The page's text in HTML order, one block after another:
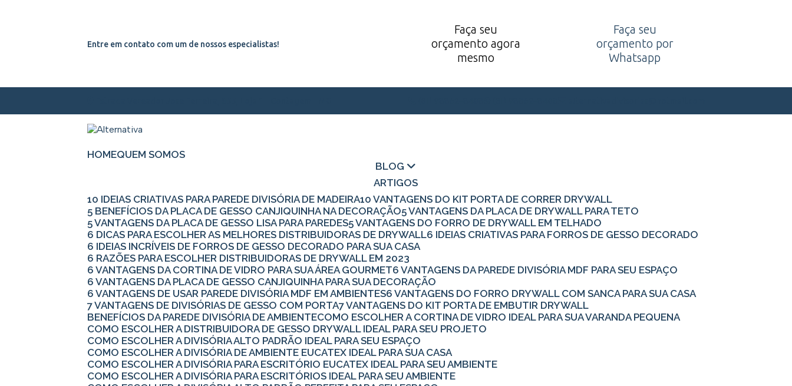
Entre em contato com um de nossos especialistas!
Faça seu
orçamento agora
mesmo
Faça seu
orçamento por
Whatsapp
HOME
QUEM SOMOS
BLOG
ARTIGOS
10 IDEIAS CRIATIVAS PARA PAREDE DIVISÓRIA DE MADEIRA 10 VANTAGENS DO KIT PORTA DE CORRER DRYWALL
5 BENEFÍCIOS DA PLACA DE GESSO CANJIQUINHA NA DECORAÇÃO 5 VANTAGENS DA PLACA DE DRYWALL PARA TETO
5 VANTAGENS DA PLACA DE GESSO LISA PARA PAREDES 5 VANTAGENS DO FORRO DE DRYWALL EM TELHADO
6 DICAS PARA ESCOLHER AS MELHORES DISTRIBUIDORAS DE DRYWALL
6 IDEIAS CRIATIVAS PARA FORROS DE GESSO DECORADO
6 IDEIAS INCRÍVEIS DE FORROS DE GESSO DECORADO PARA SUA CASA
6 RAZÕES PARA ESCOLHER DISTRIBUIDORAS DE DRYWALL EM 2023
6 VANTAGENS DA CORTINA DE VIDRO PARA SUA ÁREA GOURMET
6 VANTAGENS DA PAREDE DIVISÓRIA MDF PARA SEU ESPAÇO
6 VANTAGENS DA PLACA DE GESSO CANJIQUINHA PARA SUA DECORAÇÃO
6 VANTAGENS DE USAR PAREDE DIVISÓRIA MDF EM AMBIENTES
6 VANTAGENS DO FORRO DRYWALL COM SANCA PARA SUA CASA
7 VANTAGENS DE DIVISÓRIAS DE GESSO COM PORTA 7 VANTAGENS DO KIT PORTA DE EMBUTIR DRYWALL
BENEFÍCIOS DA PAREDE DIVISÓRIA DE AMBIENTE COMO ESCOLHER A CORTINA DE VIDRO IDEAL PARA SUA VARANDA PEQUENA
COMO ESCOLHER A DISTRIBUIDORA DE GESSO DRYWALL IDEAL PARA SEU PROJETO
COMO ESCOLHER A DIVISÓRIA ALTO PADRÃO IDEAL PARA SEU ESPAÇO
COMO ESCOLHER A DIVISÓRIA DE AMBIENTE EUCATEX IDEAL PARA SUA CASA
COMO ESCOLHER A DIVISÓRIA PARA ESCRITÓRIO EUCATEX IDEAL PARA SEU AMBIENTE
COMO ESCOLHER A DIVISÓRIA PARA ESCRITÓRIOS IDEAL PARA SEU AMBIENTE